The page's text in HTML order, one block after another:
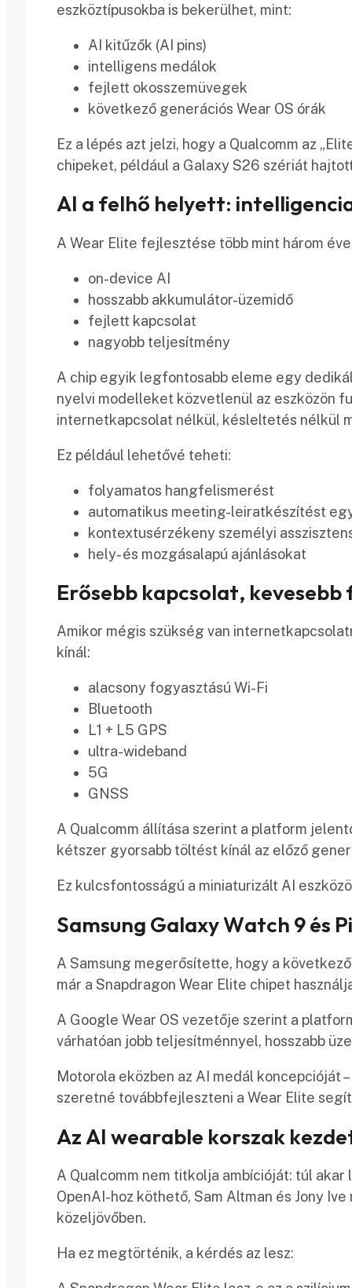
eszköztípusokba is bekerülhet, mint:
AI kitűzők (AI pins)
intelligens medálok
fejlett okosszemüvegek
következő generációs Wear OS órák
Ez a lépés azt jelzi, hogy a Qualcomm az
chipeket, például a Galaxy S26 szériát
AI a felhő helyett:
A Wear Elite fejlesztése több mint három
on-device AI
hosszabb akkumulátor-üzemidő
fejlett kapcsolat
nagyobb teljesítmény
A chip egyik legfontosabb eleme egy
nyelvi modelleket közvetlenül az eszközön
internetkapcsolat nélkül, késleltetés nélkül
Ez például lehetővé teheti:
folyamatos hangfelismerést
automatikus meeting-leiratkészítést
kontextusérzékeny személyi
hely- és mozgásalapú ajánlásokat
Erősebb kapcsolat, kevesebb
Amikor mégis szükség van
kínál:
alacsony fogyasztású Wi-Fi
Bluetooth
L1 + L5 GPS
ultra-wideband
5G
GNSS
A Qualcomm állítása szerint a platform
kétszer gyorsabb töltést kínál az előző
Ez kulcsfontosságú a miniaturizált AI
Samsung Galaxy Watch 9 és
A Samsung megerősítette, hogy a
már a Snapdragon Wear Elite chipet
A Google Wear OS vezetője szerint a
várhatóan jobb teljesítménnyel, hosszabb
Motorola eközben az AI medál koncepcióját
szeretné továbbfejleszteni a Wear Elite
Az AI wearable korszak
A Qualcomm nem titkolja ambícióját: túl
OpenAI-hoz köthető, Sam Altman és Jony
közeljövőben.
Ha ez megtörténik, a kérdés az lesz: